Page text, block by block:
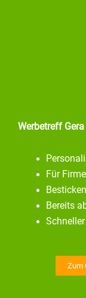
Werbetreff Gera
Für
Bereits
Zum